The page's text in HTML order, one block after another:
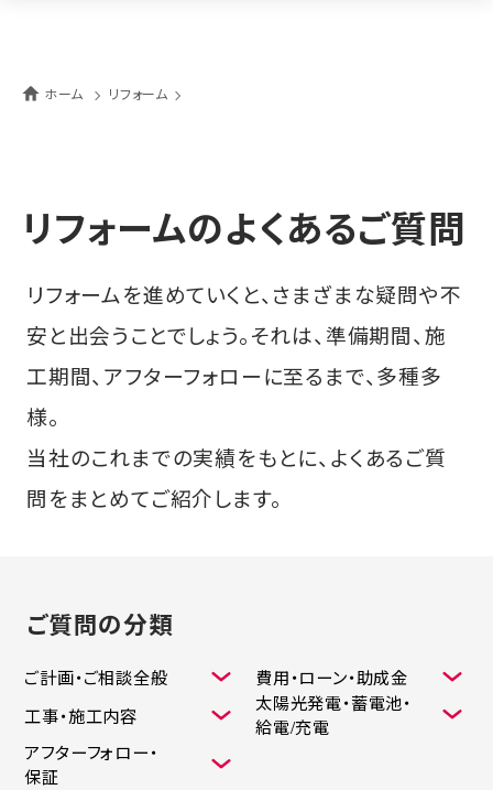
ホーム リフォーム
リフォームのよくあるご質問
リフォームを進めていくと、さまざまな疑問や不
安と出会うことでしょう。それは、準備期間、施
工期間、アフターフォローに至るまで、多種多
様。
当社のこれまでの実績をもとに、よくあるご質
問をまとめてご紹介します。
ご質問の分類
ご計画・ご相談全般
費用・ローン・助成金
工事・施工内容
太陽光発電・蓄電池・
給電/充電
アフターフォロー・
保証